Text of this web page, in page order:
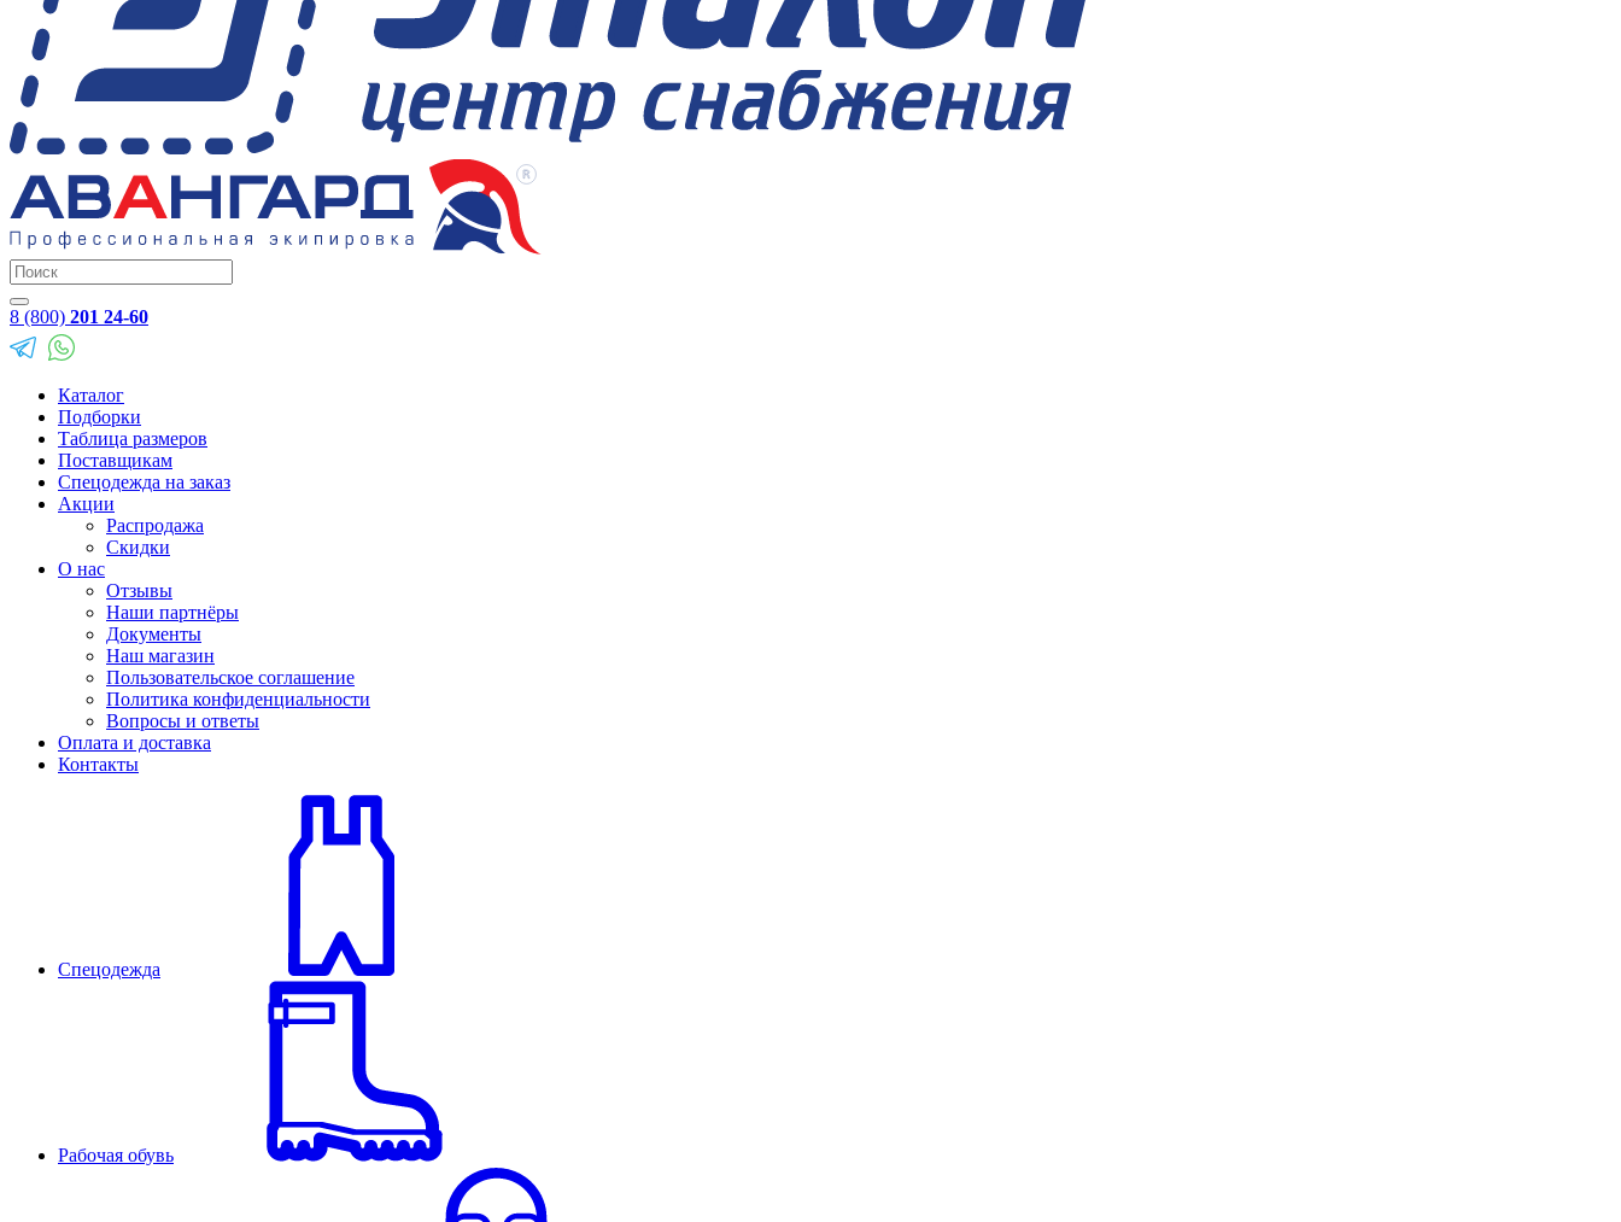
8 (800) 201 24-60
Каталог
Подборки
Таблица размеров
Поставщикам
Спецодежда на заказ
Акции
Распродажа
Скидки
О нас
Отзывы
Наши партнёры
Документы
Наш магазин
Пользовательское соглашение
Политика конфиденциальности
Вопросы и ответы
Оплата и доставка
Контакты
Спецодежда
Рабочая обувь